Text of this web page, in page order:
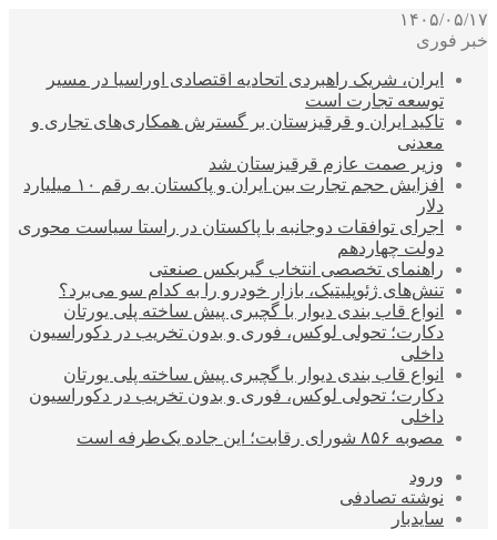
۱۴۰۵/۰۵/۱۷
خبر فوری
ایران، شریک راهبردی اتحادیه اقتصادی اوراسیا در مسیر
توسعه تجارت است
تاکید ایران و قرقیزستان بر گسترش همکاری‌های تجاری و
معدنی
وزیر صمت عازم قرقیزستان شد
افزایش حجم تجارت بین ایران و پاکستان به رقم ۱۰ میلیارد
دلار
اجرای توافقات دوجانبه با پاکستان در راستا سیاست محوری
دولت چهاردهم
راهنمای تخصصی انتخاب گیربکس صنعتی
تنش‌های ژئوپلیتیک، بازار خودرو را به کدام سو می‌برد؟
انواع قاب بندی دیوار با گچبری پیش ساخته پلی یورتان
دکارت؛ تحولی لوکس، فوری و بدون تخریب در دکوراسیون
داخلی
انواع قاب بندی دیوار با گچبری پیش ساخته پلی یورتان
دکارت؛ تحولی لوکس، فوری و بدون تخریب در دکوراسیون
داخلی
مصوبه ۸۵۶ شورای رقابت؛ این جاده یک‌طرفه است
ورود
نوشته تصادفی
سایدبار